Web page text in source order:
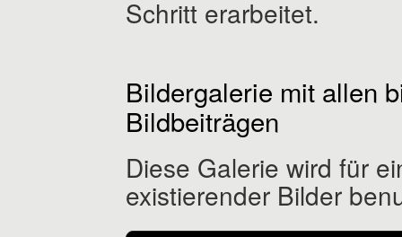
Schritt erarbeitet.
Bildergalerie mit allen
Bildbeiträgen
Diese Galerie wird für
existierender Bilder